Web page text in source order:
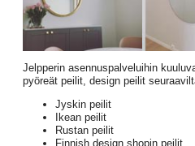
Jelpperin asennuspalveluihin
pyöreät peilit, design peilit
Jyskin peilit
Ikean peilit
Rustan peilit
Finnish design shopin peilit